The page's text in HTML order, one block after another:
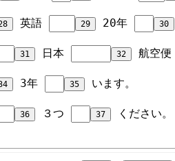
英語 20年
日本 航空
3年 います。
３つ ください。